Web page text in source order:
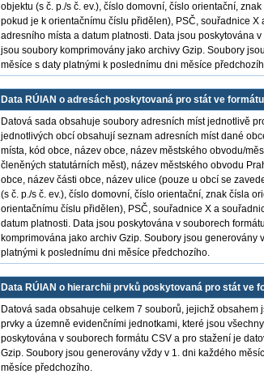
objektu (s č. p./s č. ev.), číslo domovní, číslo orientační,
pokud je k orientačnímu číslu přidělen), PSČ, souřadnice
adresního místa a datum platnosti. Data jsou poskytována
jsou soubory komprimovány jako archivy Gzip. Soubory
měsíce s daty platnými k poslednímu dni měsíce
Data RÚIAN o adresách poskytovaná pro stát ve
Datová sada obsahuje soubory adresních míst jednotlivě
jednotlivých obcí obsahují seznam adresních míst dané
místa, kód obce, název obce, název městského obvodu/
členěných statutárních měst), název městského obvodu
obce, název části obce, název ulice (pouze u obcí se
(s č. p./s č. ev.), číslo domovní, číslo orientační, znak čísla
orientačnímu číslu přidělen), PSČ, souřadnice X a
datum platnosti. Data jsou poskytována v souborech
komprimována jako archiv Gzip. Soubory jsou generovány
platnými k poslednímu dni měsíce předchozího.
Data RÚIAN o hierarchii prvků poskytovaná pro stát ve
Datová sada obsahuje celkem 7 souborů, jejichž obsahem
prvky a územně evidenčními jednotkami, které jsou
poskytována v souborech formátu CSV a pro stažení je
Gzip. Soubory jsou generovány vždy v 1. dni každého
měsíce předchozího.